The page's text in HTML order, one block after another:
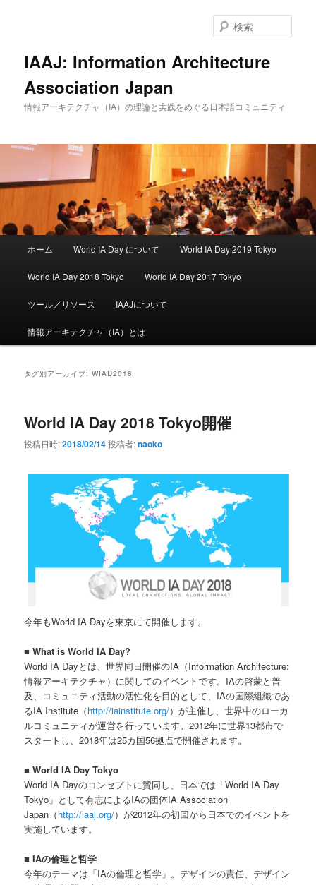
IAAJ: Information Architecture
Association Japan
情報アーキテクチャ（IA）の理論と実践をめぐる日本語コミュニティ
索
メインコンテンツへ移動
サブコンテンツへ移動
ホーム World IA Day について World IA Day 2019 Tokyo
World IA Day 2018 Tokyo World IA Day 2017 Tokyo
ツール／リソース IAAJについて
情報アーキテクチャ（IA）とは
タグ別アーカイブ:WIAD2018
World IA Day 2018 Tokyo開催
投稿日時:2018/02/14投稿者:naoko
今年もWorld IA Dayを東京にて開催します。
■ What is World IA Day?
World IA Dayとは、世界同日開催のIA（Information Architecture:
情報アーキテクチャ）に関してのイベントです。IAの啓蒙と普
及、コミュニティ活動の活性化を目的として、IAの国際組織であ
るIA Institute（http://iainstitute.org/）が主催し、世界中のローカ
ルコミュニティが運営を行っています。2012年に世界13都市で
スタートし、2018年は25カ国56拠点で開催されます。
■ World IA Day Tokyo
World IA Dayのコンセプトに賛同し、日本では「World IA Day
Tokyo」として有志によるIAの団体IA Association
Japan（http://iaaj.org/）が2012年の初回から日本でのイベントを
実施しています。
■ IAの倫理と哲学
今年のテーマは「IAの倫理と哲学」。デザインの責任、デザイン